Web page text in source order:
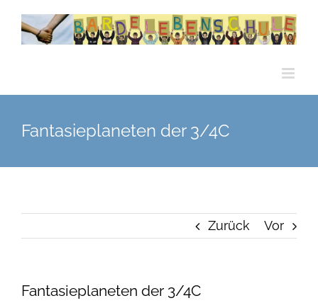
Zum
Inhalt
Fantasieplaneten der 3/4C
Zurück Vor
Fantasieplaneten der 3/4C